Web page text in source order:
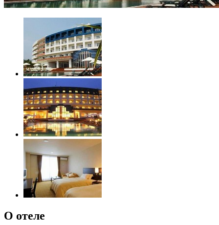
О отеле